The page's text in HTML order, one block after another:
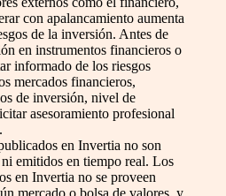
con apalancamiento aumenta
de la inversión. Antes de
en instrumentos financieros o
informado de los riesgos
mercados financieros,
de inversión, nivel de
asesoramiento profesional
en Invertia no son
emitidos en tiempo real. Los
en Invertia no se proveen
mercado o bolsa de valores, y